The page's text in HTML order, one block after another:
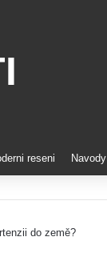
reseni Navody
do země?